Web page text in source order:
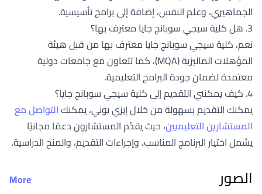
الجماهيري، وعلم النفس، إضافة إلى برامج تأسيسية.
3. هل كلية سيجي سوبانج جايا معترف بها؟
نعم، كلية سيجي سوبانج جايا معترف بها من قبل هيئة
المؤهلات الماليزية (MQA)، كما تتعاون مع جامعات دولية
معتمدة لضمان جودة البرامج التعليمية.
4. كيف يمكنني التقديم إلى كلية سيجي سوبانج جايا؟
يمكنك التقديم بسهولة من خلال إيزي يوني، يمكنكالتواصل مع
المستشارين التعليميين، حيث يقدّم المستشارون دعمًا مجانيًا
يشمل اختيار البرنامج المناسب، وإجراءات التقديم، والمنح الدراسية.
الصور More